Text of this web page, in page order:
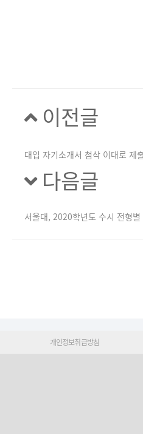
이전글
대입 자기소개서 첨삭 이대로 제
다음글
서울대, 2020학년도 수시 전형
개인정보취급방침